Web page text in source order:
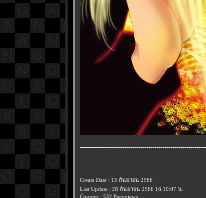
Create Date : 13 กันยายน 2566
Last Update : 28 กันยายน 2566 16:10:07 น.
Counter : 532 Pageviews.